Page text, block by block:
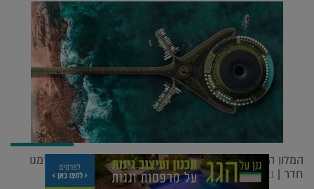
המלון הזה הולך לצוף על פני המים בקטאר, אנחנו כבר הזמנו
חדר | 30.03.2021